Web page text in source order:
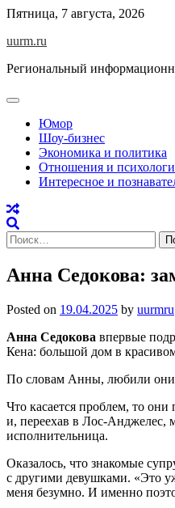
Skip
content
Пятница, 7 августа, 2026
uurm.ru
Региональный
Юмор
Шоу-бизнес
Экономика и политика
Отношения и
Интересное и
Найти:
Анна Седокова:
Posted on 19.04.2025 by uurmru
Анна Седокова впервые
Кена: большой дом в
По словам Анны, любили они
Что касается проблем, то
и, переехав в Лос-Анджелес,
исполнительница.
Оказалось, что знакомые
с другими девушками. «Это
меня безумно. И именно